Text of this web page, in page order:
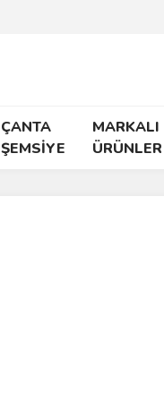
ÇANTA
ŞEMSİYE
MARKALI
ÜRÜNLER